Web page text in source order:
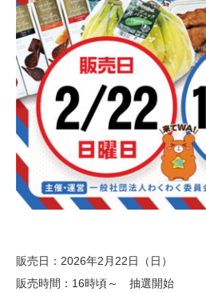
販売日：2026年2月22日（日）
販売時間：16時頃～ 抽選開始